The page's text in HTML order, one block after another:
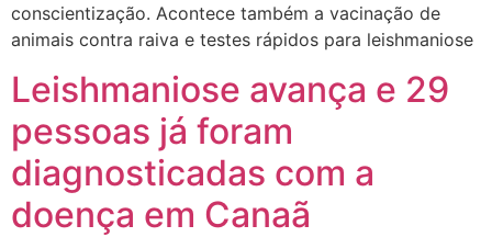
conscientização. Acontece também a vacinação de
animais contra raiva e testes rápidos para leishmaniose
Leishmaniose avança e 29
pessoas já foram
diagnosticadas com a
doença em Canaã